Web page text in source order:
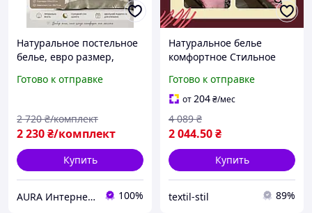
Натуральное постельное
белье, евро размер,
Готово к отправке
2 230₴/комплект
2 720 ₴/комплект
Купить
AURA Интернет магазин, домашнего текстиля 100%
Натуральное белье
комфортное Стильное
изысканное Шикарный
комплект постельного
белья
Готово к отправке
от204₴/мес
2 044.50₴
4 089 ₴
Купить
textil-stil 89%